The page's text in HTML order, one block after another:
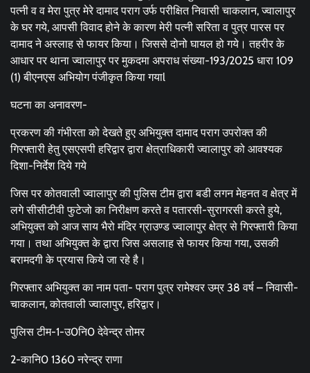
पत्नी व व मेरा पुत्र मेरे दामाद पराग उर्फ परीक्षित निवासी चाकलान, ज्वालापुर
के घर गये, आपसी विवाद होने के कारण मेरी पत्नी सरिता व पुत्र पारस पर
दामाद ने अस्लाह से फायर किया। जिससे दोनो घायल हो गये। तहरीर के
आधार पर थाना ज्वालापुर पर मुकदमा अपराध संख्या-193/2025 धारा 109
(1) बीएनएस अभियोग पंजीकृत किया गयाl
घटना का अनावरण-
प्रकरण की गंभीरता को देखते हुए अभियुक्त दामाद पराग उपरोक्त की
गिरफ्तारी हेतु एसएसपी हरिद्वार द्वारा क्षेत्राधिकारी ज्वालापुर को आवश्यक
दिशा-निर्देश दिये गये
जिस पर कोतवाली ज्वालापुर की पुलिस टीम द्वारा बडी लगन मेहनत व क्षेत्र में
लगे सीसीटीवी फुटेजो का निरीक्षण करते व पतारसी-सुरागरसी करते हुये,
अभियुक्त को आज साय भैरो मंदिर ग्राउण्ड ज्वालापुर क्षेत्र से गिरफ्तारी किया
गया। तथा अभियुक्त के द्वारा जिस असलाह से फायर किया गया, उसकी
बरामदगी के प्रयास किये जा रहे है।
गिरफ्तार अभियुक्त का नाम पता- पराग पुत्र रामेश्वर उम्र 38 वर्ष – निवासी-
चाकलान, कोतवाली ज्वालापुर, हरिद्वार।
पुलिस टीम-1-उ0नि0 देवेन्द्र तोमर
2-कानि0 1360 नरेन्द्र राणा